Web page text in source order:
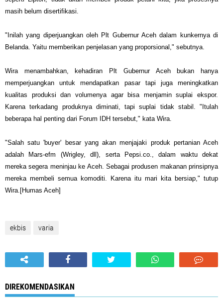
masih belum disertifikasi.
"Inilah yang diperjuangkan oleh Plt Gubernur Aceh dalam kunkernya di
Belanda. Yaitu memberikan penjelasan yang proporsional," sebutnya.
Wira menambahkan, kehadiran Plt Gubernur Aceh bukan hanya
memperjuangkan untuk mendapatkan pasar tapi juga meningkatkan
kualitas produksi dan volumenya agar bisa menjamin suplai ekspor.
Karena terkadang produknya diminati, tapi suplai tidak stabil. "Itulah
beberapa hal penting dari Forum IDH tersebut," kata Wira.
"Salah satu 'buyer' besar yang akan menjajaki produk pertanian Aceh
adalah Mars-efm (Wrigley, dll), serta Pepsi.co., dalam waktu dekat
mereka segera meninjau ke Aceh. Sebagai produsen makanan prinsipnya
mereka membeli semua komoditi. Karena itu mari kita bersiap," tutup
Wira.[Humas Aceh]
ekbis varia
DIREKOMENDASIKAN